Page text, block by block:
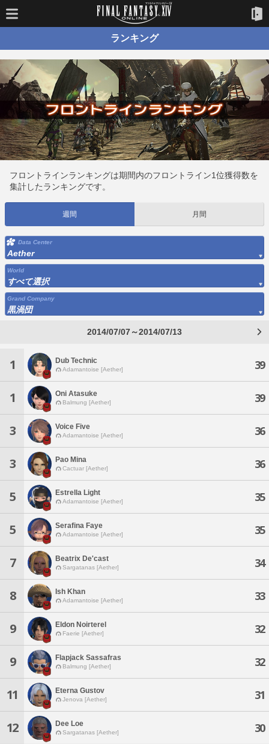
ランキング
フロントラインランキングは期間内のフロントライン1位獲得数を
集計したランキングです。
週間 月間
Data Center
Aether
World
すべて選択
Grand Company
黒渦団
2014/07/07～2014/07/13
1 Dub Technic
Adamantoise [Aether] 39
1 Oni Atasuke
Balmung [Aether] 39
3 Voice Five
Adamantoise [Aether] 36
3 Pao Mina
Cactuar [Aether] 36
5 Estrella Light
Adamantoise [Aether] 35
5 Serafina Faye
Adamantoise [Aether] 35
7 Beatrix De'cast
Sargatanas [Aether] 34
8 Ish Khan
Adamantoise [Aether] 33
9 Eldon Noirterel
Faerie [Aether] 32
9 Flapjack Sassafras
Balmung [Aether] 32
11 Eterna Gustov
Jenova [Aether] 31
12 Dee Loe
Sargatanas [Aether] 30